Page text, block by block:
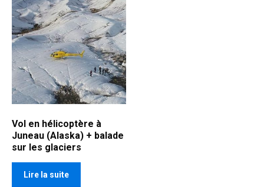
Vol en hélicoptère à
Juneau (Alaska) + balade
sur les glaciers
Lire la suite